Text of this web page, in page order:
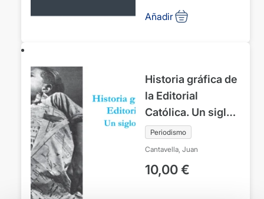
Añadir
Historia gráfica de
la Editorial
Católica. Un siglo
de El Debate
Periodismo
Cantavella, Juan
10,00€